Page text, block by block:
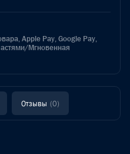
Apple Pay, Google Pay,
Мгновенная
Отзывы (0)